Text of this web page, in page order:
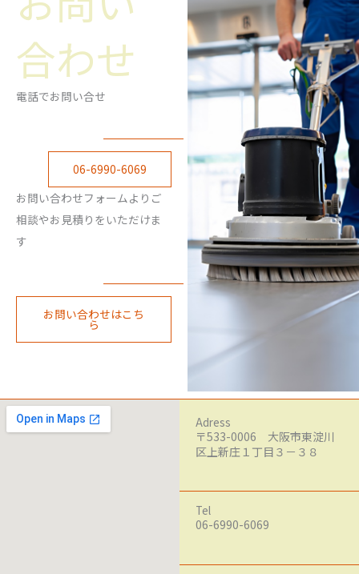
合わせ
電話でお問い合せ
06-6990-6069
お問い合わせフォームよりご
相談やお見積りをいただけま
す
お問い合わせはこち
ら
Adress
〒533-0006 大阪市東淀川
区上新庄１丁目３－３８
Tel
06-6990-6069